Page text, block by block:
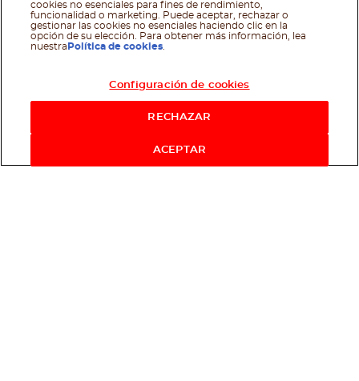
cookies no esenciales para fines de rendimiento,
funcionalidad o marketing. Puede aceptar, rechazar o
gestionar las cookies no esenciales haciendo clic en la
opción de su elección. Para obtener más información, lea
nuestra Política de cookies
Configuración de cookies
RECHAZAR
ACEPTAR